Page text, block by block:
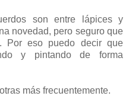
son entre lápices y
novedad, pero seguro que
Por eso puedo decir que
y pintando de forma
más frecuentemente.